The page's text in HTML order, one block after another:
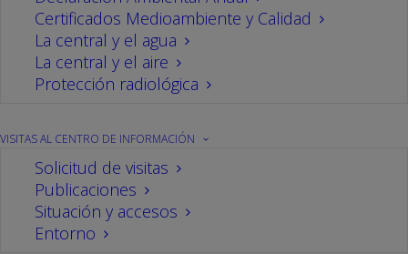
Certificados Medioambiente y Calidad
La central y el agua
La central y el aire
Protección radiológica
VISITAS AL CENTRO DE INFORMACIÓN
Solicitud de visitas
Publicaciones
Situación y accesos
Entorno
La delegada del Gobierno en la Comunitat
Valenciana, Gloria Calero, ha visitado la central
nuclear de Cofrentes junto al subdelegado,
Rafael Rubio, y otros miembros de su gabinete en